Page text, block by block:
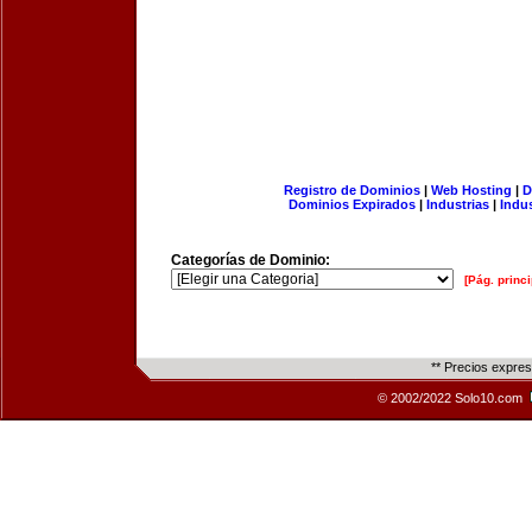
Registro de Dominios| Web Hosting |
Dominios Expirados | Industrias |
Categorías de Dominio:
[Pág.
** Precios
© 2002/2022 Solo10.com